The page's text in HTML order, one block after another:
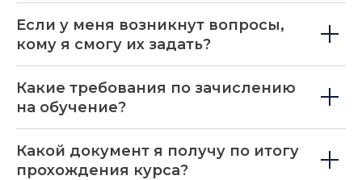
Если у меня возникнут вопросы,
кому я смогу их задать?
Какие требования по зачислению
на обучение?
Какой документ я получу по итогу
прохождения курса?